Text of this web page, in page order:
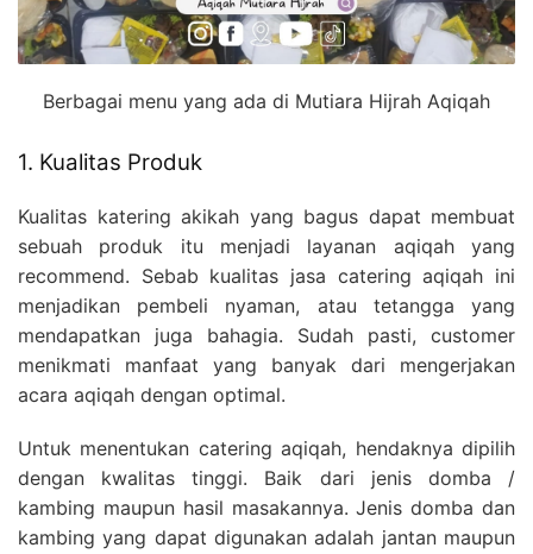
Berbagai menu yang ada di Mutiara Hijrah Aqiqah
1. Kualitas Produk
Kualitas katering akikah yang bagus dapat membuat
sebuah produk itu menjadi layanan aqiqah yang
recommend. Sebab kualitas jasa catering aqiqah ini
menjadikan pembeli nyaman, atau tetangga yang
mendapatkan juga bahagia. Sudah pasti, customer
menikmati manfaat yang banyak dari mengerjakan
acara aqiqah dengan optimal.
Untuk menentukan catering aqiqah, hendaknya dipilih
dengan kwalitas tinggi. Baik dari jenis domba /
kambing maupun hasil masakannya. Jenis domba dan
kambing yang dapat digunakan adalah jantan maupun